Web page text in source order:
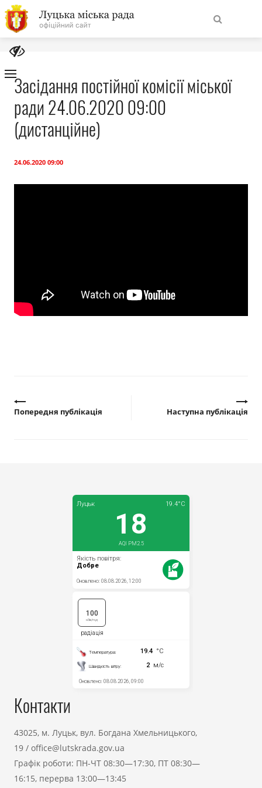
На
головну
Навігація
сайту
Про місто
Документи
Засідання постійної комісії міської
ради 24.06.2020 09:00
(дистанційне)
24.06.2020 09:00
Попередня публікація Наступна публікація
Контакти
43025, м. Луцьк, вул. Богдана Хмельницького,
19 / office@lutskrada.gov.ua
Графік роботи: ПН-ЧТ 08:30—17:30, ПТ 08:30—
16:15, перерва 13:00—13:45